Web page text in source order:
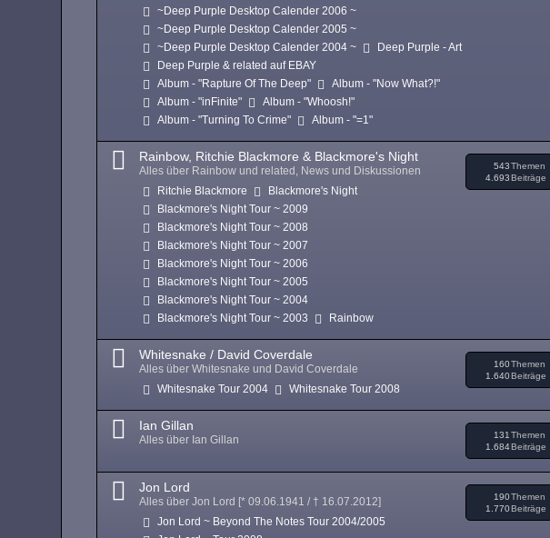
~Deep Purple Desktop Calender 2006 ~
~Deep Purple Desktop Calender 2005 ~
~Deep Purple Desktop Calender 2004 ~
Deep Purple - Art
Deep Purple & related auf EBAY
Album - "Rapture Of The Deep"
Album - "Now What?!"
Album - "inFinite"
Album - "Whoosh!"
Album - "Turning To Crime"
Album - "=1"
Rainbow, Ritchie Blackmore & Blackmore's Night
Alles über Rainbow und related, News und Diskussionen Themen
543
Beiträge
4.693
Ritchie Blackmore
Blackmore's Night
Blackmore's Night Tour ~ 2009
Blackmore's Night Tour ~ 2008
Blackmore's Night Tour ~ 2007
Blackmore's Night Tour ~ 2006
Blackmore's Night Tour ~ 2005
Blackmore's Night Tour ~ 2004
Blackmore's Night Tour ~ 2003
Rainbow
Whitesnake / David Coverdale
Alles über Whitesnake und David Coverdale Themen
160
Beiträge
1.640
Whitesnake Tour 2004 Whitesnake Tour 2008
Ian Gillan
Alles über Ian Gillan Themen
131
Beiträge
1.684
Jon Lord
Alles über Jon Lord [* 09.06.1941 / † 16.07.2012] Themen
190
Beiträge
1.770
Jon Lord ~ Beyond The Notes Tour 2004/2005